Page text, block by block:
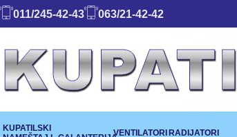
011/245-42-43 063/21-42-42
KUPATILSKI
VENTILATORI RADIJATORI